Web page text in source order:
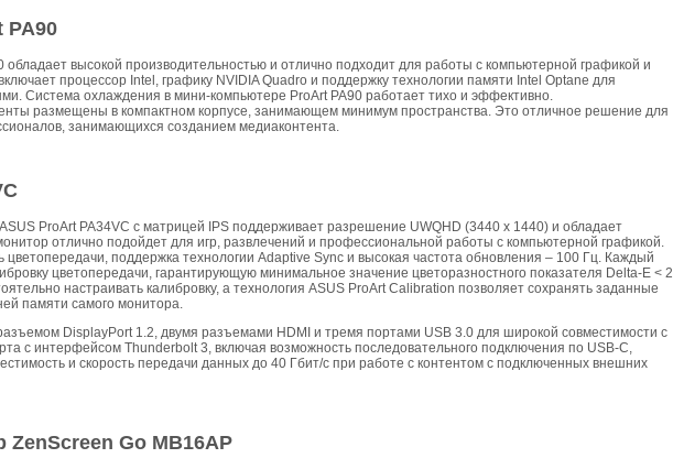
PA90
высокой производительностью и отлично подходит для работы с компьютерной графикой и
процессор Intel, графику NVIDIA Quadro и поддержку технологии памяти Intel Optane для
Система охлаждения в мини-компьютере ProArt PA90 работает тихо и эффективно.
размещены в компактном корпусе, занимающем минимум пространства. Это отличное решение для
занимающихся созданием медиаконтента.
ProArt PA34VC с матрицей IPS поддерживает разрешение UWQHD (3440 x 1440) и обладает
отлично подойдет для игр, развлечений и профессиональной работы с компьютерной графикой.
цветопередачи, поддержка технологии Adaptive Sync и высокая частота обновления – 100 Гц. Каждый
цветопередачи, гарантирующую минимальное значение цветоразностного показателя Delta-E < 2.
настраивать калибровку, а технология ASUS ProArt Calibration позволяет сохранять заданные
памяти самого монитора.
DisplayPort 1.2, двумя разъемами HDMI и тремя портами USB 3.0 для широкой совместимости с
с интерфейсом Thunderbolt 3, включая возможность последовательного подключения по USB-C,
и скорость передачи данных до 40 Гбит/с при работе с контентом с подключенных внешних
Go MB16AP